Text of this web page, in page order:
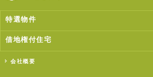
特選物件
借地権付住宅
会社概要